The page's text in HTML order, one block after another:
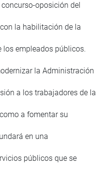
oposición del
la habilitación de la
los empleados públicos.
la Administración
a los trabajadores de la
a fomentar su
en una
públicos que se